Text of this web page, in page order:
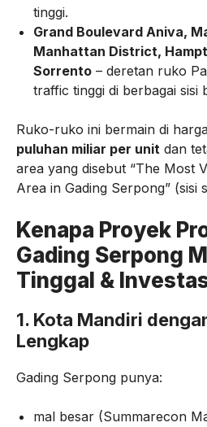
tinggi.
Grand Boulevard Aniva,
Manhattan District,
Sorrento– deretan ruko
traffic tinggi di berbagai sisi
Ruko-ruko ini bermain di
puluhan miliar per unit dan
area yang disebut “The Most
Area in Gading Serpong” (sisi
Kenapa Proyek
Gading Serpong
Tinggal &
1. Kota Mandiri
Lengkap
Gading Serpong punya:
mal besar (Summarecon